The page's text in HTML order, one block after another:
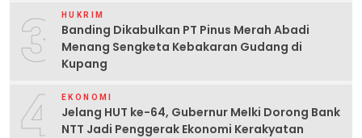
3 HUKRIM
Banding Dikabulkan PT Pinus Merah Abadi
Menang Sengketa Kebakaran Gudang di
Kupang
4 EKONOMI
Jelang HUT ke-64, Gubernur Melki Dorong Bank
NTT Jadi Penggerak Ekonomi Kerakyatan